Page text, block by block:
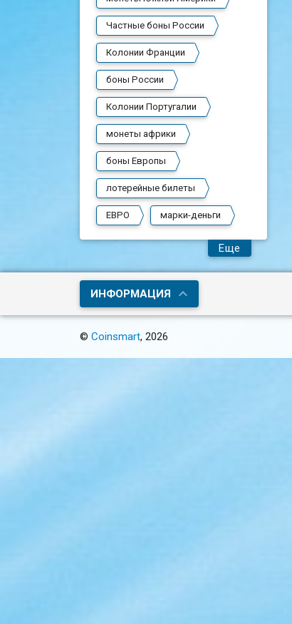
Частные боны России
Колонии Франции
боны России
Колонии Португалии
монеты африки
боны Европы
лотерейные билеты
ЕВРО марки-деньги
Еще
ИНФОРМАЦИЯ
©Coinsmart, 2026